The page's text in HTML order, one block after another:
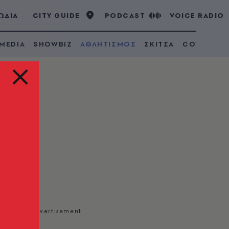
CITY GUIDE PODCAST VOICE RADIO
SHOWBIZ ΑΘΛΗΤΙΣΜΟΣ ΣΚΙΤΣΑ COVID 19